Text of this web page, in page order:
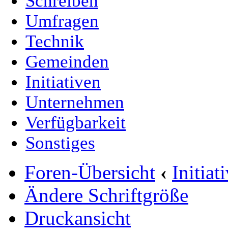
Umfragen
Technik
Gemeinden
Initiativen
Unternehmen
Verfügbarkeit
Sonstiges
Foren-Übersicht ‹
Ändere Schriftgröße
Druckansicht